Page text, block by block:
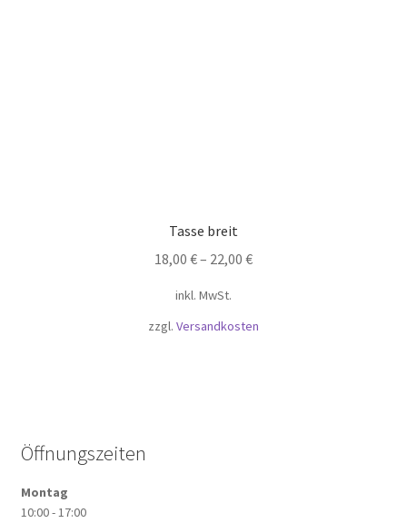
Tasse breit
18,00 €– 22,00 €
inkl. MwSt.
zzgl. Versandkosten
Öffnungszeiten
Montag
10:00 - 17:00